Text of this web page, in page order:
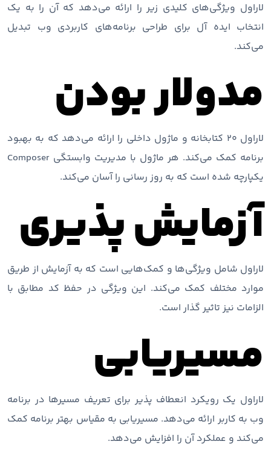
لاراول ویژگی‌های کلیدی زیر را ارائه می‌دهد که آن را به یک
انتخاب ایده آل برای طراحی برنامه‌های کاربردی وب تبدیل
می‌کند.
مدولار بودن
لاراول 20 کتابخانه و ماژول داخلی را ارائه می‌دهد که به بهبود
برنامه کمک می‌کند. هر ماژول با مدیریت وابستگی Composer
یکپارچه شده است که به روز رسانی را آسان می‌کند.
آزمایش پذیری
لاراول شامل ویژگی‌ها و کمک‌هایی است که به آزمایش از طریق
موارد مختلف کمک می‌کند. این ویژگی در حفظ کد مطابق با
الزامات نیز تاثیر گذار است.
مسیریابی
لاراول یک رویکرد انعطاف پذیر برای تعریف مسیرها در برنامه
وب به کاربر ارائه می‌دهد. مسیریابی به مقیاس بهتر برنامه کمک
می‌کند و عملکرد آن را افزایش می‌دهد.